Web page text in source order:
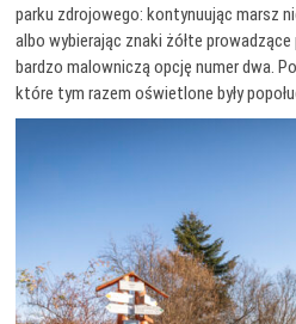
parku zdrojowego: kontynuując marsz
albo wybierając znaki żółte prowadzące
bardzo malowniczą opcję numer dwa.
które tym razem oświetlone były